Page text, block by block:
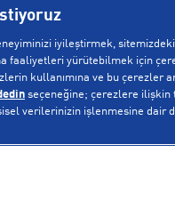
Çerez
iyileştirmek,
faaliyetleri yürütebilmek için
kullanımına ve bu çerezler
seçeneğine; çerezlere ilişkin
verilerinizin işlenmesine dair